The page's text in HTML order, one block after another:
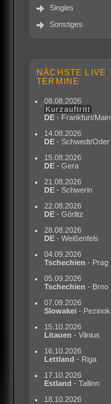
Singles
Sonstiges
NÄCHSTE LIVE
TERMINE
08.08.2026
Kurzauftritt
DE - Frankfurt/Main
14.08.2026
DE - Schwedt/Oder
15.08.2026
DE - Gera
21.08.2026
DE - Schwerin
22.08.2026
DE - Görlitz
28.08.2026
DE - Weißenfels
04.09.2026
Tschechien - Prag
05.09.2026
Tschechien - Brno
07.09.2026
Slowakei - Pezinok
15.10.2026
Litauen - Vilnius
16.10.2026
Lettland - Riga
17.10.2026
Estland - Tallinn
18.10.2026